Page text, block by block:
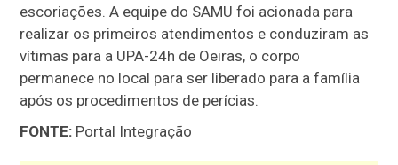
escoriações. A equipe do SAMU foi acionada para
realizar os primeiros atendimentos e conduziram as
vítimas para a UPA-24h de Oeiras, o corpo
permanece no local para ser liberado para a família
após os procedimentos de perícias.
FONTE: Portal Integração